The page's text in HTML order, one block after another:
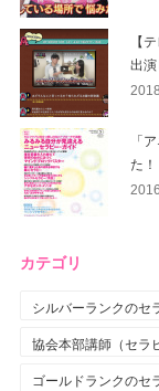
【
出
「
た！
カテゴリ
シルバーランクの
協会本部講師（セラ
ゴールドランクのセ